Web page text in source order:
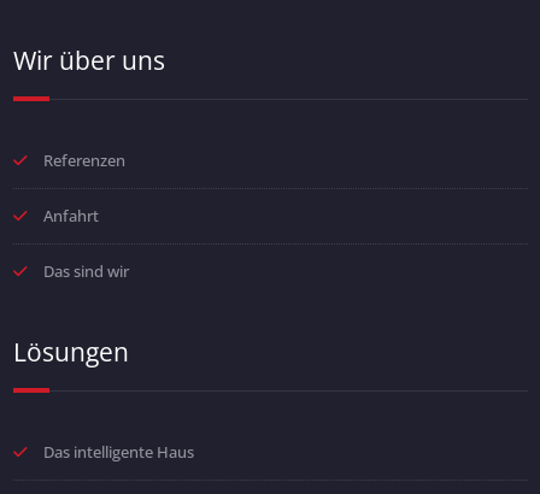
Wir über uns
Referenzen
Anfahrt
Das sind wir
Lösungen
Das intelligente Haus